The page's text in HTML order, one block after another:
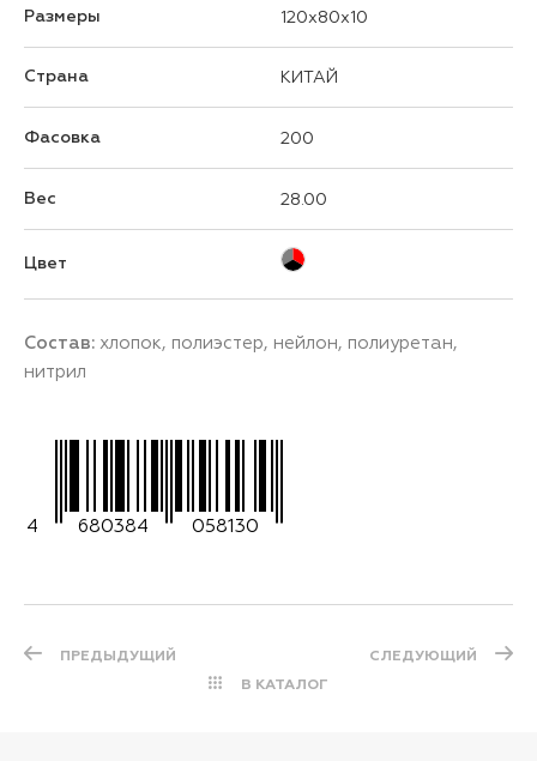
Размеры 120x80x10
Страна КИТАЙ
Фасовка 200
Вес 28.00
Цвет
Состав: хлопок, полиэстер, нейлон, полиуретан,
нитрил
4 680384 058130
ПРЕДЫДУЩИЙ
В КАТАЛОГ
СЛЕДУЮЩИЙ